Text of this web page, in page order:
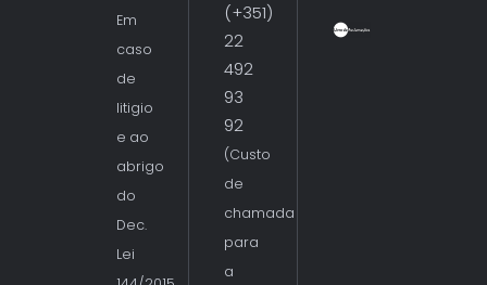
Em
caso
de
litigio
e ao
abrigo
do
Dec.
Lei
(+351)
22
492
93
92
(Custo
de
chamada
para
a